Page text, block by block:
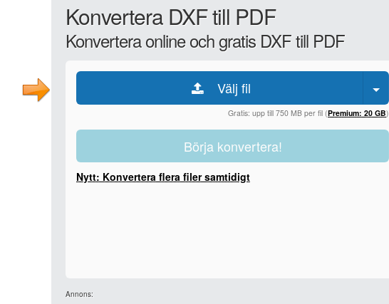
Konvertera DXF till PDF
Konvertera online och gratis DXF till PDF
Välj fil
Gratis: upp till 750 MB per fil (Premium: 20 GB)
Börja konvertera!
Nytt: Konvertera flera filer samtidigt
Annons: